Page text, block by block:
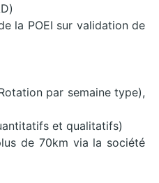
la POEI sur validation de
par semaine type),
et qualitatifs)
de 70km via la société